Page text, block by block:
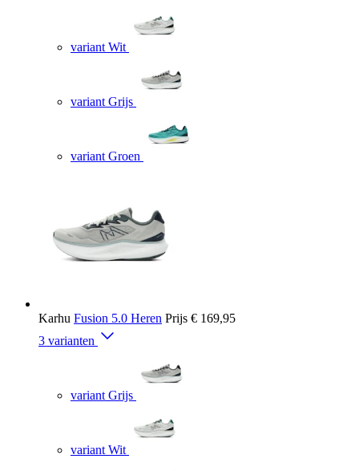
variant Wit
variant Grijs
variant Groen
Karhu Fusion 5.0 Heren Prijs € 169,95
3 varianten
variant Grijs
variant Wit